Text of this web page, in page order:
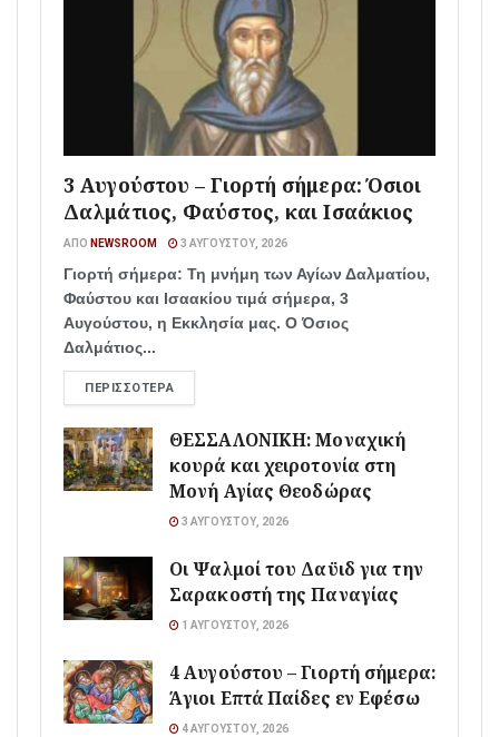
3 Αυγούστου – Γιορτή σήμερα: Όσιοι
Δαλμάτιος, Φαύστος, και Ισαάκιος
ΑΠΌ NEWSROOM 3 ΑΥΓΟΎΣΤΟΥ, 2026
Γιορτή σήμερα: Τη μνήμη των Αγίων Δαλματίου,
Φαύστου και Ισαακίου τιμά σήμερα, 3
Αυγούστου, η Εκκλησία μας. Ο Όσιος
Δαλμάτιος...
ΠΕΡΙΣΣΌΤΕΡΑ
ΘΕΣΣΑΛΟΝΙΚΗ: Μοναχική
κουρά και χειροτονία στη
Μονή Αγίας Θεοδώρας
3 ΑΥΓΟΎΣΤΟΥ, 2026
Οι Ψαλμοί του Δαϋιδ για την
Σαρακοστή της Παναγίας
1 ΑΥΓΟΎΣΤΟΥ, 2026
4 Αυγούστου – Γιορτή σήμερα:
Άγιοι Επτά Παίδες εν Εφέσω
4 ΑΥΓΟΎΣΤΟΥ, 2026